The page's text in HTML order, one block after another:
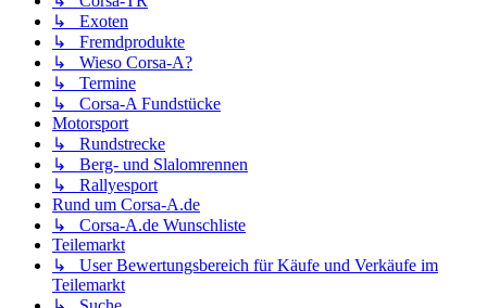
↳ Exoten
↳ Fremdprodukte
↳ Wieso Corsa-A?
↳ Termine
↳ Corsa-A Fundstücke
Motorsport
↳ Rundstrecke
↳ Berg- und Slalomrennen
↳ Rallyesport
Rund um Corsa-A.de
↳ Corsa-A.de Wunschliste
Teilemarkt
↳ User Bewertungsbereich für Käufe und Verkäufe im
Teilemarkt